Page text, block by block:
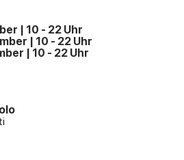
| 10 - 22 Uhr
| 10 - 22 Uhr
| 10 - 22 Uhr